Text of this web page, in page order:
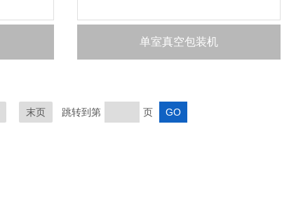
单室真空包装机
末页 跳转到第 页